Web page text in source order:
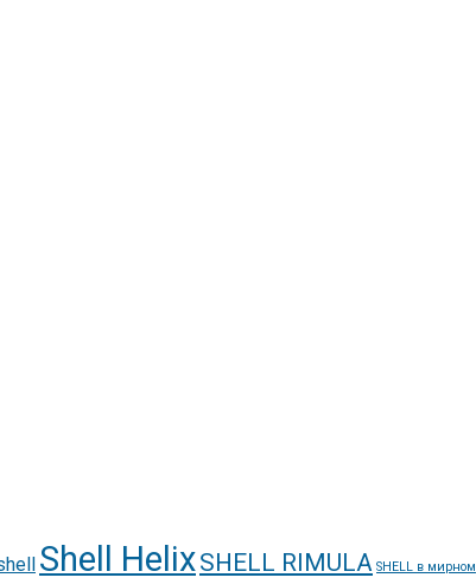
Shell HelixSHELL RIMULA SHELL в мирном